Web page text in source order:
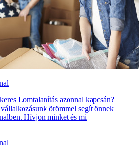
Lomtalanítás azonnal kapcsán?
örömmel segít önnek
Hívjon minket és mi